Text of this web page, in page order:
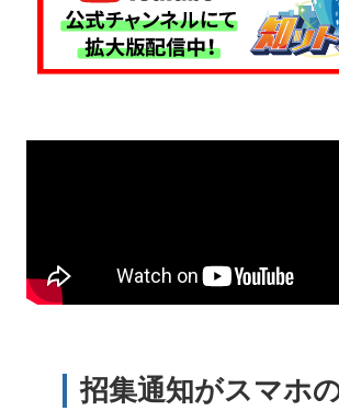
招集通知がスマホ